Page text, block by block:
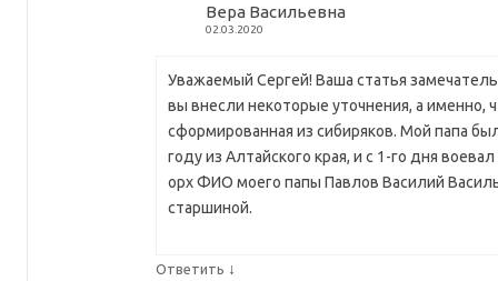
Вера Васильевна
02.03.2020
Уважаемый Сергей! Ваша статья
вы внесли некоторые уточнения, а именно,
сформированная из сибиряков. Мой папа
году из Алтайского края, и с 1-го дня
орх ФИО моего папы Павлов Василий
старшиной.
Ответить ↓